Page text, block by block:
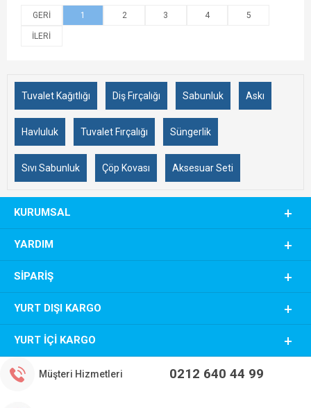
1 2 3 4 5
Tuvalet Kağıtlığı Diş Fırçalığı Sabunluk Askı
Havluluk Tuvalet Fırçalığı Süngerlik
Sıvı Sabunluk Çöp Kovası Aksesuar Seti
KURUMSAL
YARDIM
SIPARIŞ
YURT DIŞI KARGO
YURT İÇI KARGO
Müşteri Hizmetleri 0212 640 44 99